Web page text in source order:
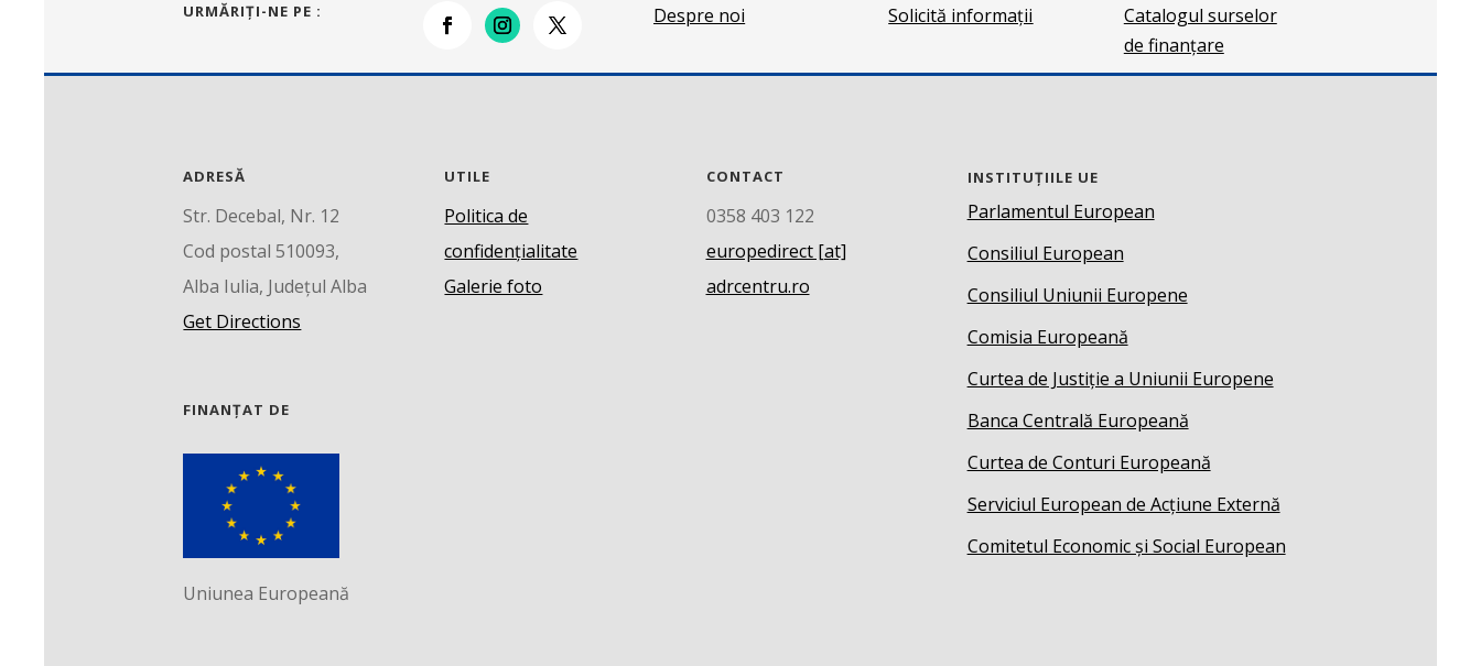
URMĂRIŢI-NE PE : Despre noi Solicită informații
Catalogul surselor
de finanțare
ADRESĂ
Str. Decebal, Nr. 12
Cod postal 510093,
Alba Iulia, Județul Alba
Get Directions
UTILE
Politica de
confidențialitate
Galerie foto
CONTACT
0358 403 122
europedirect [at]
adrcentru.ro
FINANȚAT DE
Uniunea Europeană
INSTITUȚIILE UE
Parlamentul European
Consiliul European
Consiliul Uniunii Europene
Comisia Europeană
Curtea de Justiție a Uniunii Europene
Banca Centrală Europeană
Curtea de Conturi Europeană
Serviciul European de Acțiune Externă
Comitetul Economic și Social European